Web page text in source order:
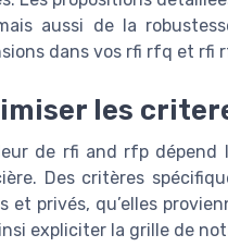
aussi de la
dans vos rfi rfq et rfi
les
de rfi and rfp dépend
Des critères
et privés, qu’elles
expliciter la grille de